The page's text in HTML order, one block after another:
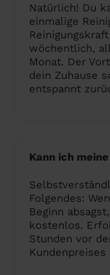
Natürlich! Du
einmalige
wöchentlich,
Monat. Der
dein Zuhause
entspannt
Kann ich
Folgendes:
Beginn
kostenlos.
Stunden vor